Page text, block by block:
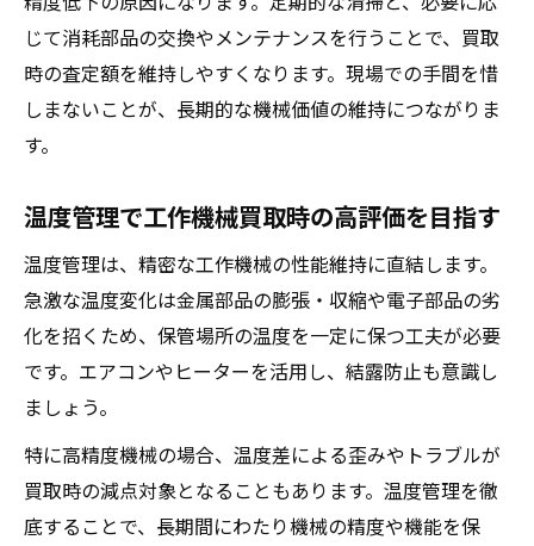
じて消耗部品の交換やメンテナンスを行うことで、買取
時の査定額を維持しやすくなります。現場での手間を惜
しまないことが、長期的な機械価値の維持につながりま
す。
温度管理で工作機械買取時の高評価を目指す
温度管理は、精密な工作機械の性能維持に直結します。
急激な温度変化は金属部品の膨張・収縮や電子部品の劣
化を招くため、保管場所の温度を一定に保つ工夫が必要
です。エアコンやヒーターを活用し、結露防止も意識し
ましょう。
特に高精度機械の場合、温度差による歪みやトラブルが
買取時の減点対象となることもあります。温度管理を徹
底することで、長期間にわたり機械の精度や機能を保